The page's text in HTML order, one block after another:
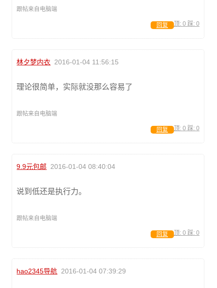
跟帖来自电脑端
顶: 0 踩: 0
回复
林夕梦内衣 2016-01-04 11:56:15
理论很简单，实际就没那么容易了
跟帖来自电脑端
顶: 0 踩: 0
回复
9.9元包邮 2016-01-04 08:40:04
说到低还是执行力。
跟帖来自电脑端
顶: 0 踩: 0
回复
hao2345导航 2016-01-04 07:39:29